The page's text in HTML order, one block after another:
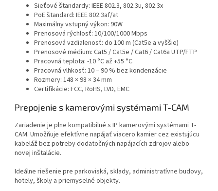
Sieťové štandardy: IEEE 802.3, 802.3u, 802.3x
PoE štandard: IEEE 802.3af/at
Maximálny vstupný výkon: 90W
Prenosová rýchlosť: 10/100/1000 Mbps
Prenosová vzdialenosť: do 100 m (Cat5e a vyššie)
Prenosové médium: Cat5 / Cat5e / Cat6 / Cat6a UTP/FTP
Pracovná teplota: -10 °C až +55 °C
Pracovná vlhkosť: 10 – 90 % bez kondenzácie
Rozmery: 148 × 98 × 34 mm
Certifikácie: FCC, RoHS, LVD, EMC
Prepojenie s kamerovými systémami T-CAM
Zariadenie je plne kompatibilné s IP kamerovými systémami T-
CAM. Umožňuje efektívne napájať viacero kamier cez existujúcu
kabeláž bez potreby dodatočných napájacích zdrojov alebo
novej inštalácie.
Ideálne riešenie pre parkoviská, sklady, administratívne budovy,
hotely, školy a priemyselné objekty.